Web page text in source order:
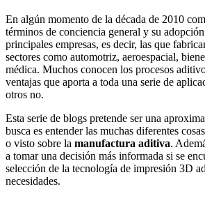
En algún momento de la década de 2010
términos de conciencia general y su
principales empresas, es decir, las que
sectores como automotriz, aeroespacial,
médica. Muchos conocen los procesos
ventajas que aporta a toda una serie de
otros no.
Esta serie de blogs pretende ser una
busca es entender las muchas diferentes
o visto sobre la manufactura aditiva.
a tomar una decisión más informada si se
selección de la tecnología de impresión 3D
necesidades.